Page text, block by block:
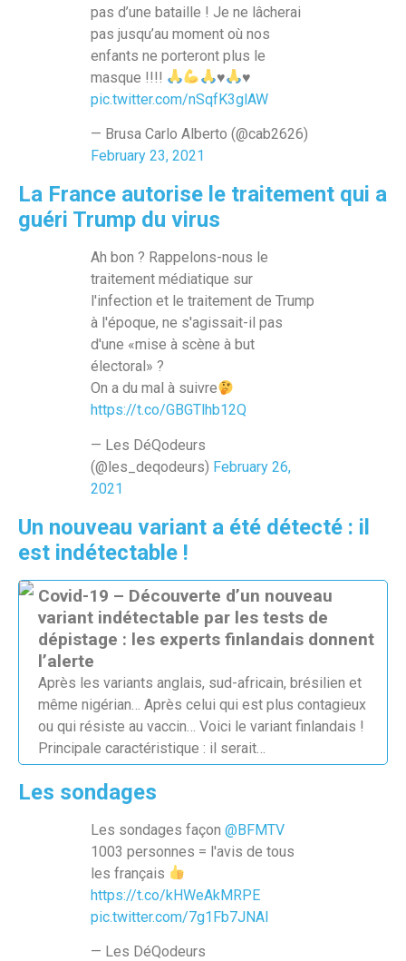
pas d’une bataille ! Je ne lâcherai
pas jusqu’au moment où nos
enfants ne porteront plus le
masque !!!!
♥️
♥️
pic.twitter.com/nSqfK3glAW
— Brusa Carlo Alberto (@cab2626)
February 23, 2021
La France autorise le traitement qui a
guéri Trump du virus
Ah bon ? Rappelons-nous le
traitement médiatique sur
l'infection et le traitement de Trump
à l'époque, ne s'agissait-il pas
d'une «mise à scène à but
électoral» ?
On a du mal à suivre
https://t.co/GBGTlhb12Q
— Les DéQodeurs
(@les_deqodeurs) February 26,
2021
Un nouveau variant a été détecté : il
est indétectable !
Covid-19 – Découverte d’un nouveau
variant indétectable par les tests de
dépistage : les experts finlandais donnent
l’alerte
Après les variants anglais, sud-africain, brésilien et
même nigérian… Après celui qui est plus contagieux
ou qui résiste au vaccin… Voici le variant finlandais !
Principale caractéristique : il serait…
Les sondages
Les sondages façon @BFMTV
1003 personnes = l'avis de tous
les français
https://t.co/kHWeAkMRPE
pic.twitter.com/7g1Fb7JNAl
— Les DéQodeurs